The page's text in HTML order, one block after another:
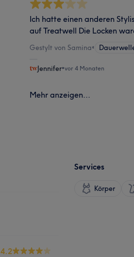
Ich hatte einen anderen
auf Treatwell Die Locken
Gestylt von Samina•
Jennifer•vor 4 Monaten
Mehr anzeigen...
4.2
Services
Körper